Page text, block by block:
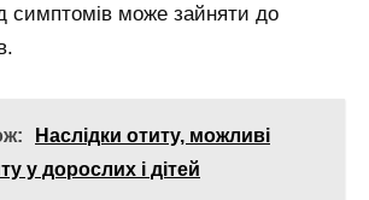
симптомів може зайняти до
Наслідки отиту, можливі
у дорослих і дітей